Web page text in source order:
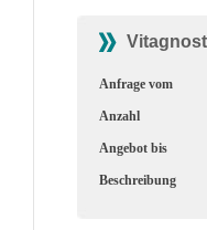
Anfrage vom
Anzahl
Angebot bis
Beschreibung